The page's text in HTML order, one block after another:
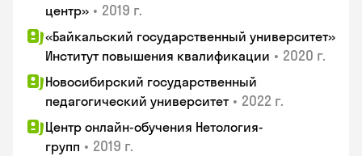
центр» • 2019 г.
«Байкальский государственный университет»
Институт повышения квалификации • 2020 г.
Новосибирский государственный
педагогический университет • 2022 г.
Центр онлайн-обучения Нетология-
групп • 2019 г.